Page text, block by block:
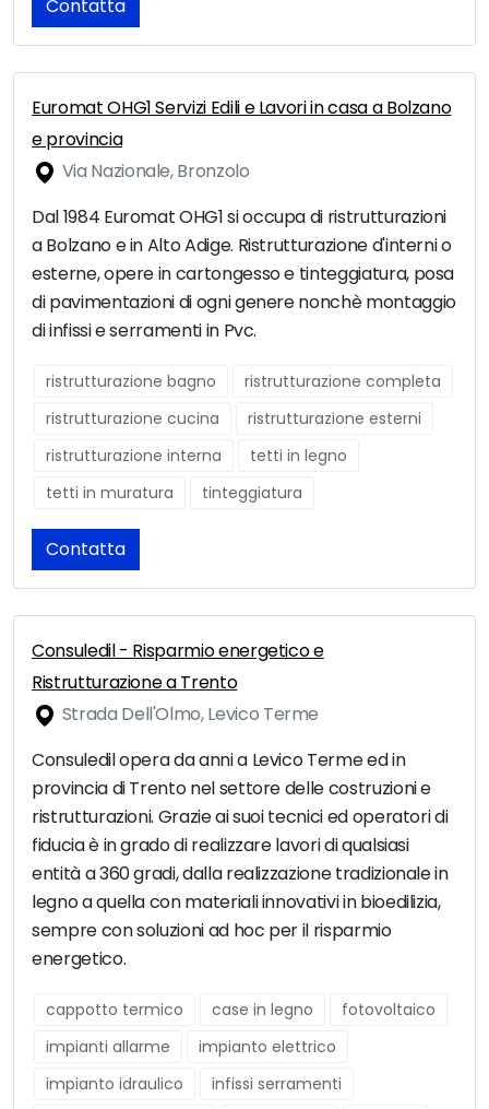
Contatta
Euromat OHG1 Servizi Edili e Lavori in casa a Bolzano
e provincia
Via Nazionale, Bronzolo
Dal 1984 Euromat OHG1 si occupa di ristrutturazioni
a Bolzano e in Alto Adige. Ristrutturazione d'interni o
esterne, opere in cartongesso e tinteggiatura, posa
di pavimentazioni di ogni genere nonchè montaggio
di infissi e serramenti in Pvc.
ristrutturazione bagno
ristrutturazione completa
ristrutturazione cucina
ristrutturazione esterni
ristrutturazione interna
tetti in legno
tetti in muratura
tinteggiatura
Contatta
Consuledil - Risparmio energetico e
Ristrutturazione a Trento
Strada Dell'Olmo, Levico Terme
Consuledil opera da anni a Levico Terme ed in
provincia di Trento nel settore delle costruzioni e
ristrutturazioni. Grazie ai suoi tecnici ed operatori di
fiducia è in grado di realizzare lavori di qualsiasi
entità a 360 gradi, dalla realizzazione tradizionale in
legno a quella con materiali innovativi in bioedilizia,
sempre con soluzioni ad hoc per il risparmio
energetico.
cappotto termico case in legno
fotovoltaico
impianti allarme
impianto elettrico
impianto idraulico
infissi serramenti